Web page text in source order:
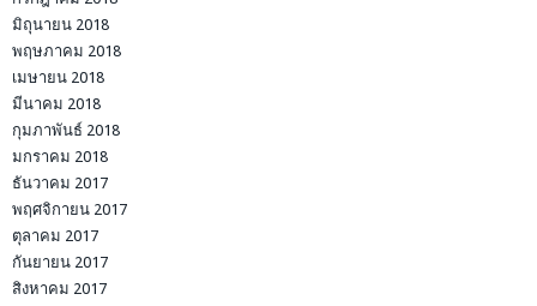
มิถุนายน 2018
พฤษภาคม 2018
เมษายน 2018
มีนาคม 2018
กุมภาพันธ์ 2018
มกราคม 2018
ธันวาคม 2017
พฤศจิกายน 2017
ตุลาคม 2017
กันยายน 2017
สิงหาคม 2017